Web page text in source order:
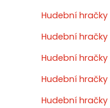
Hudební hračky
Hudební hračky
Hudební hračky
Hudební hračky
Hudební hračky